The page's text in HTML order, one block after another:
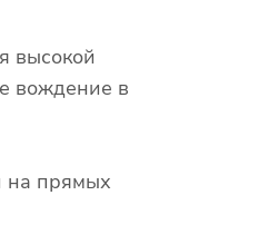
высокой
вождение в
на прямых